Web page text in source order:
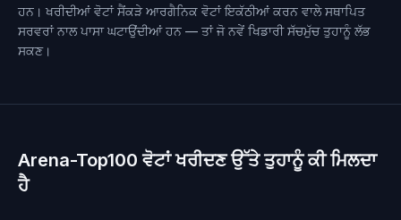
ਹਨ। ਖਰੀਦੀਆਂ ਵੋਟਾਂ ਸੈਂਕੜੇ ਆਰਗੈਨਿਕ ਵੋਟਾਂ ਇਕੱਠੀਆਂ ਕਰਨ ਵਾਲੇ ਸਥਾਪਿਤ
ਸਰਵਰਾਂ ਨਾਲ ਪਾਸਾ ਘਟਾਉਂਦੀਆਂ ਹਨ — ਤਾਂ ਜੋ ਨਵੇਂ ਖਿਡਾਰੀ ਸੱਚਮੁੱਚ ਤੁਹਾਨੂੰ ਲੱਭ
ਸਕਣ।
Arena-Top100 ਵੋਟਾਂ ਖਰੀਦਣ ਉੱਤੇ ਤੁਹਾਨੂੰ ਕੀ ਮਿਲਦਾ
ਹੈ